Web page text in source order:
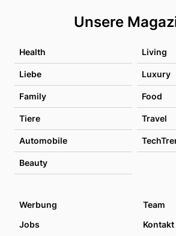
Unsere
Health Living
Liebe Luxury
Family Food
Tiere Travel
Automobile
Beauty
Werbung
Team
Jobs
Kontakt